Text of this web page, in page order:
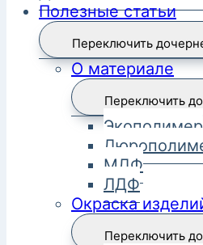
Полезные статьи
Переключить
О материале
Переключить
Экополимер
МДФ
ЛДФ
Окраска
Переключить